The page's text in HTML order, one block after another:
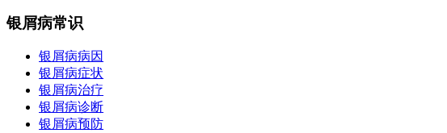
银屑病常识
银屑病病因
银屑病症状
银屑病治疗
银屑病诊断
银屑病预防